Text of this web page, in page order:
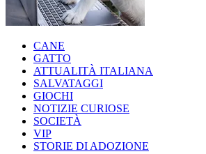
CANE
GATTO
ATTUALITÀ ITALIANA
SALVATAGGI
GIOCHI
NOTIZIE CURIOSE
SOCIETÀ
VIP
STORIE DI ADOZIONE